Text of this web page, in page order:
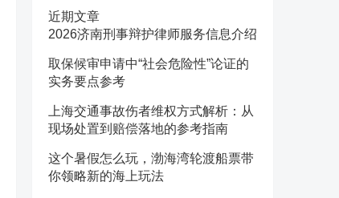
近期文章
2026济南刑事辩护律师服务信息介绍
取保候审申请中“社会危险性”论证的
实务要点参考
上海交通事故伤者维权方式解析：从
现场处置到赔偿落地的参考指南
这个暑假怎么玩，渤海湾轮渡船票带
你领略新的海上玩法